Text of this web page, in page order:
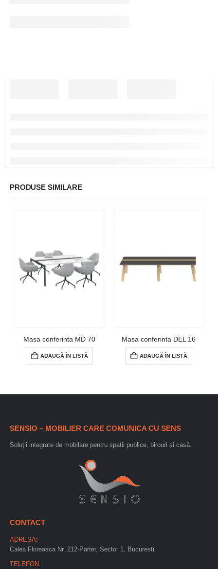
PRODUSE SIMILARE
Masa conferinta MD 70
ADAUGĂ ÎN LISTĂ
Masa conferinta DEL 16
ADAUGĂ ÎN LISTĂ
SENSIO – MOBILIER CARE COMUNICA CU SENS
Soluții integrate de mobilare pentru spatii publice, birouri și casă.
CONTACT
ADRESA:
Calea Floreasca Nr. 212-Parter, Sector 1, Bucuresti
TELEFON: